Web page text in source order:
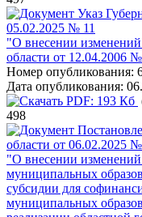
Указ
05.02.2025 № 11
"О внесении изменений
области от 12.04.2006
Номер опубликования:
Дата опубликования:
PDF: 193 Кб
498
области от 06.02.2025
"О внесении
муниципальных
субсидии для
муниципальных